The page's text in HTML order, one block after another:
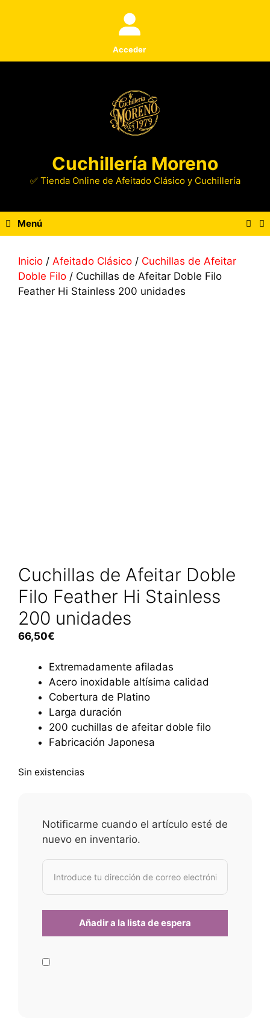
Acceder
Cuchillería Moreno
✅ Tienda Online de Afeitado Clásico y Cuchillería
Menú
Inicio / Afeitado Clásico / Cuchillas de Afeitar
Doble Filo / Cuchillas de Afeitar Doble Filo
Feather Hi Stainless 200 unidades
Cuchillas de Afeitar Doble
Filo Feather Hi Stainless
200 unidades
66,50€
Extremadamente afiladas
Acero inoxidable altísima calidad
Cobertura de Platino
Larga duración
200 cuchillas de afeitar doble filo
Fabricación Japonesa
Sin existencias
Notificarme cuando el artículo esté de
nuevo en inventario.